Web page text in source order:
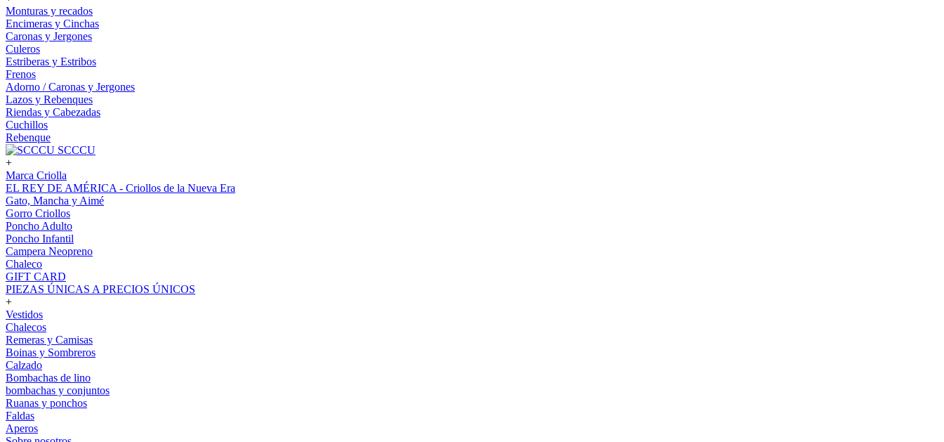
Monturas y recados
Encimeras y Cinchas
Caronas y Jergones
Culeros
Estriberas y Estribos
Frenos
Adorno / Caronas y Jergones
Lazos y Rebenques
Riendas y Cabezadas
Cuchillos
Rebenque
SCCCU
+
Marca Criolla
EL REY DE AMÉRICA - Criollos de la Nueva Era
Gato, Mancha y Aimé
Gorro Criollos
Poncho Adulto
Poncho Infantil
Campera Neopreno
Chaleco
GIFT CARD
PIEZAS ÚNICAS A PRECIOS ÚNICOS
+
Vestidos
Chalecos
Remeras y Camisas
Boinas y Sombreros
Calzado
Bombachas de lino
bombachas y conjuntos
Ruanas y ponchos
Faldas
Aperos